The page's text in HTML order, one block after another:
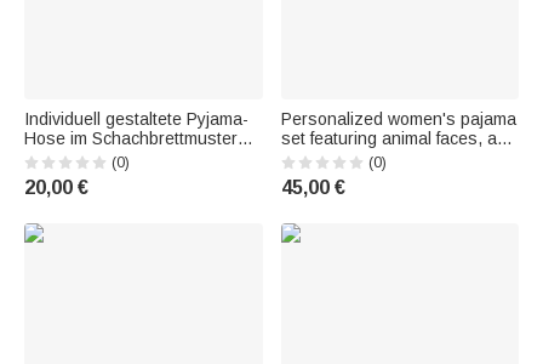
Individuell gestaltete Pyjama-
Hose im Schachbrettmuster
mit Foto, Namen und
zusätzlicher Tasche –
Schlafbekleidung als
Frauen, Männer und
(0)
20,00 €
Personalized women's pajama
set featuring animal faces, a
striped paw and heart pattern,
and a name embroidery –
loungewear, everyday wear for
for animal lovers – Best Friend
(0)
45,00 €